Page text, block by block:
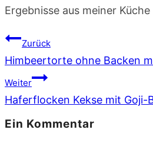
Ergebnisse aus meiner
Beitragsnavigation
Zurück
Himbeertorte ohne Backen
Weiter
Haferflocken Kekse mit Goji-
Ein Kommentar